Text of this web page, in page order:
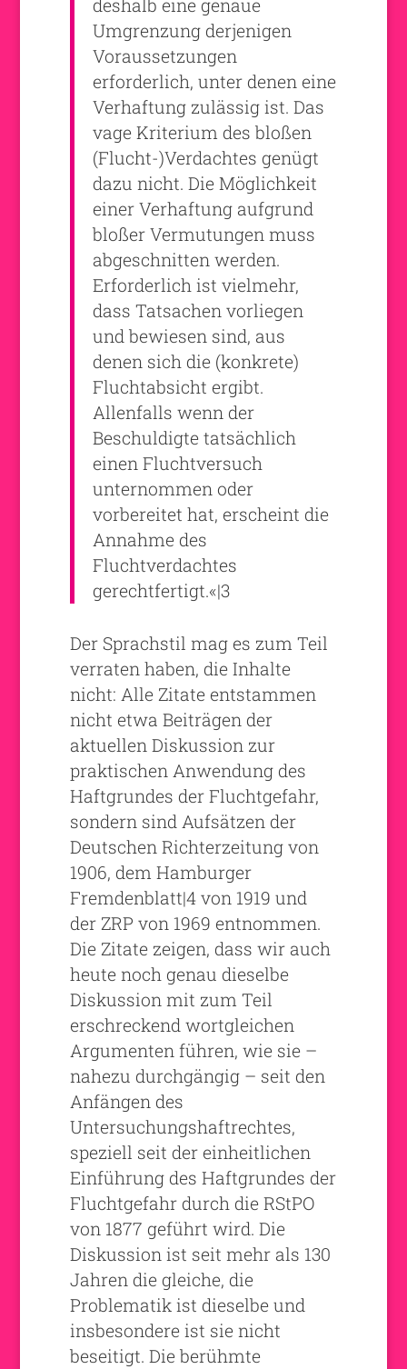
deshalb eine genaue
Umgrenzung derjenigen
Voraussetzungen
erforderlich, unter denen eine
Verhaftung zulässig ist. Das
vage Kriterium des bloßen
(Flucht-)Verdachtes genügt
dazu nicht. Die Möglichkeit
einer Verhaftung aufgrund
bloßer Vermutungen muss
abgeschnitten werden.
Erforderlich ist vielmehr,
dass Tatsachen vorliegen
und bewiesen sind, aus
denen sich die (konkrete)
Fluchtabsicht ergibt.
Allenfalls wenn der
Beschuldigte tatsächlich
einen Fluchtversuch
unternommen oder
vorbereitet hat, erscheint die
Annahme des
Fluchtverdachtes
gerechtfertigt.«|3
Der Sprachstil mag es zum Teil
verraten haben, die Inhalte
nicht: Alle Zitate entstammen
nicht etwa Beiträgen der
aktuellen Diskussion zur
praktischen Anwendung des
Haftgrundes der Fluchtgefahr,
sondern sind Aufsätzen der
Deutschen Richterzeitung von
1906, dem Hamburger
Fremdenblatt|4 von 1919 und
der ZRP von 1969 entnommen.
Die Zitate zeigen, dass wir auch
heute noch genau dieselbe
Diskussion mit zum Teil
erschreckend wortgleichen
Argumenten führen, wie sie –
nahezu durchgängig – seit den
Anfängen des
Untersuchungshaftrechtes,
speziell seit der einheitlichen
Einführung des Haftgrundes der
Fluchtgefahr durch die RStPO
von 1877 geführt wird. Die
Diskussion ist seit mehr als 130
Jahren die gleiche, die
Problematik ist dieselbe und
insbesondere ist sie nicht
beseitigt. Die berühmte